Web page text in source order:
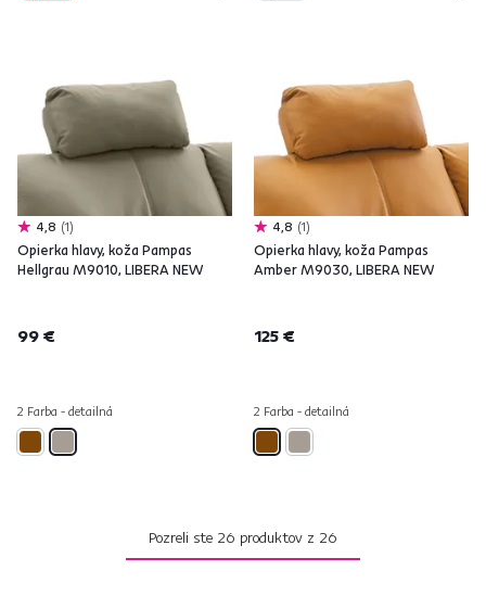
4,8 1
Opierka hlavy, koža Pampas
Hellgrau M9010, LIBERA NEW
99 €
2 Farba - detailná
4,8 1
Opierka hlavy, koža Pampas
Amber M9030, LIBERA NEW
125 €
2 Farba - detailná
Pozreli ste 26 produktov z 26